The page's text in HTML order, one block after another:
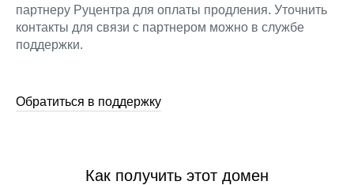
партнеру Руцентра для оплаты продления. Уточнить
контакты для связи с партнером можно в службе
поддержки.
Обратиться в поддержку
Как получить этот домен